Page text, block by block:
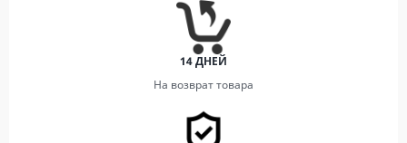
14 ДНЕЙ
На возврат товара